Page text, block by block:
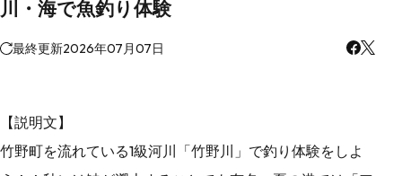
川・海で魚釣り体験
最終更新2026年07月07日
【説明文】
竹野町を流れている1級河川「竹野川」で釣り体験をしよ